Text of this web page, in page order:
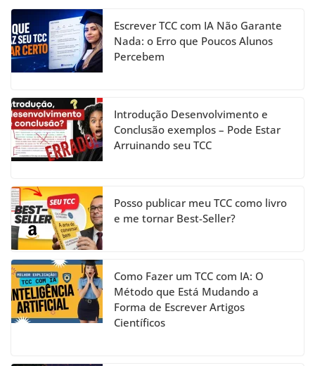
b
o
o
k
a
m
dI
n
u
b
e
h
a
n
el
Escrever TCC com IA Não Garante
Nada: o Erro que Poucos Alunos
Percebem
Introdução Desenvolvimento e
Conclusão exemplos – Pode Estar
Arruinando seu TCC
Posso publicar meu TCC como livro
e me tornar Best-Seller?
Como Fazer um TCC com IA: O
Método que Está Mudando a
Forma de Escrever Artigos
Científicos